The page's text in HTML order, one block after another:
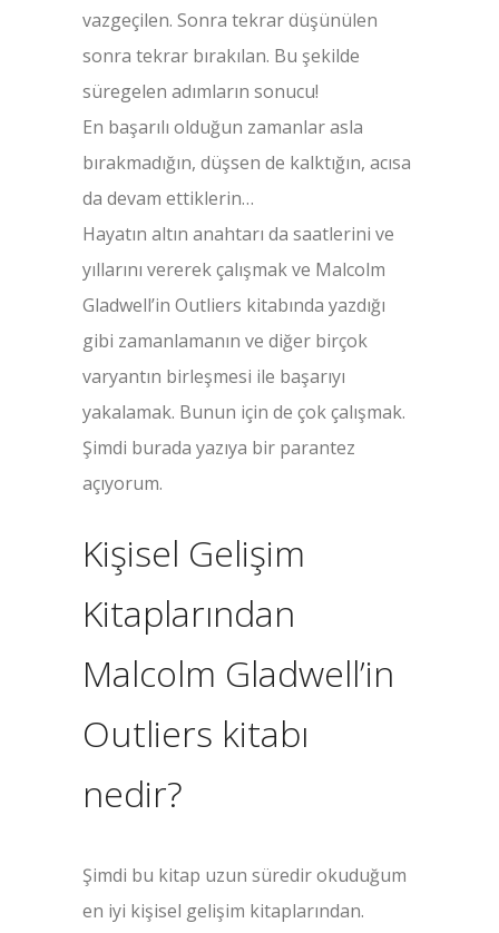
vazgeçilen. Sonra tekrar düşünülen
sonra tekrar bırakılan. Bu şekilde
süregelen adımların sonucu!
En başarılı olduğun zamanlar asla
bırakmadığın, düşsen de kalktığın, acısa
da devam ettiklerin…
Hayatın altın anahtarı da saatlerini ve
yıllarını vererek çalışmak ve Malcolm
Gladwell’in Outliers kitabında yazdığı
gibi zamanlamanın ve diğer birçok
varyantın birleşmesi ile başarıyı
yakalamak. Bunun için de çok çalışmak.
Şimdi burada yazıya bir parantez
açıyorum.
Kişisel Gelişim
Kitaplarından
Malcolm Gladwell’in
Outliers kitabı
nedir?
Şimdi bu kitap uzun süredir okuduğum
en iyi kişisel gelişim kitaplarından.